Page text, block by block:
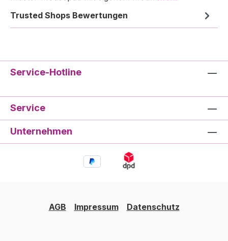
Trusted Shops Bewertungen
Service-Hotline
Service
Unternehmen
AGB Impressum Datenschutz